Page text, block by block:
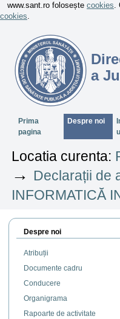
www.sant.ro folosește cookies.
cookies.
a
SectiuniPrima
pagina
Despre noi
Locatia curenta:
→ Declarații de
INFORMATICĂ
Despre noi
Atribuții
Documente cadru
Conducere
Organigrama
Rapoarte de activitate